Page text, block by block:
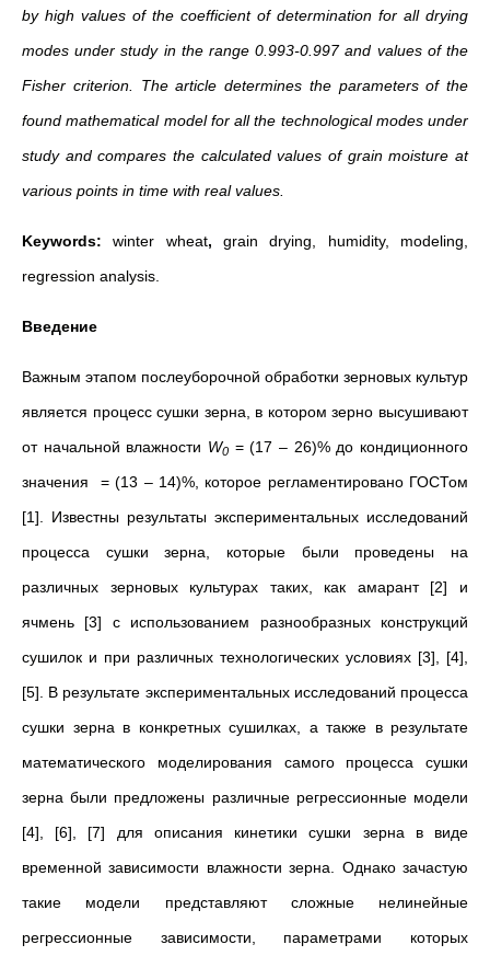
by high values of the coefficient of determination for all drying
modes under study in the range 0.993-0.997 and values of the
Fisher criterion. The article determines the parameters of the
found mathematical model for all the technological modes under
study and compares the calculated values of grain moisture at
various points in time with real values.
Keywords: winter wheat, grain drying, humidity, modeling,
regression analysis.
Введение
Важным этапом послеуборочной обработки зерновых культур
является процесс сушки зерна, в котором зерно высушивают
от начальной влажности W0 = (17 – 26)% до кондиционного
значения = (13 – 14)%, которое регламентировано ГОСТом
[1]. Известны результаты экспериментальных исследований
процесса сушки зерна, которые были проведены на
различных зерновых культурах таких, как амарант [2] и
ячмень [3] с использованием разнообразных конструкций
сушилок и при различных технологических условиях [3], [4],
[5]. В результате экспериментальных исследований процесса
сушки зерна в конкретных сушилках, а также в результате
математического моделирования самого процесса сушки
зерна были предложены различные регрессионные модели
[4], [6], [7] для описания кинетики сушки зерна в виде
временной зависимости влажности зерна. Однако зачастую
такие модели представляют сложные нелинейные
регрессионные зависимости, параметрами которых